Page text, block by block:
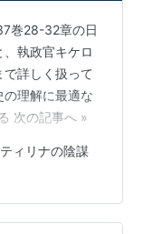
巻28-32章の日
執政官キケロ
詳しく扱って
理解に最適な
次の記事へ »
ィリナの陰謀